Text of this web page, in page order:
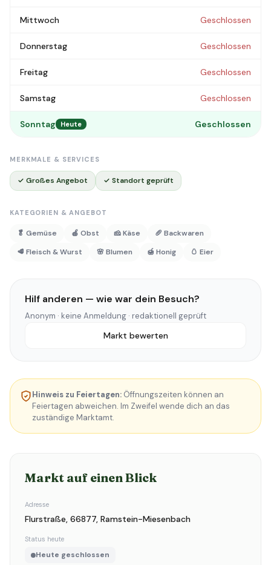
Mittwoch Geschlossen
Donnerstag Geschlossen
Freitag Geschlossen
Samstag Geschlossen
Sonntag Heute Geschlossen
MERKMALE & SERVICES
✓ Großes Angebot ✓ Standort geprüft
KATEGORIEN & ANGEBOT
🥬 Gemüse 🍎 Obst 🧀 Käse
🥖 Backwaren
🥩 Fleisch & Wurst
🌸 Blumen 🍯 Honig 🥚 Eier
Hilf anderen — wie war dein Besuch?
Anonym · keine Anmeldung · redaktionell geprüft
Markt bewerten
Hinweis zu Feiertagen: Öffnungszeiten können an
Feiertagen abweichen. Im Zweifel wende dich an das
zuständige Marktamt.
Markt auf einen Blick
Adresse
Flurstraße, 66877, Ramstein-Miesenbach
Status heute
Heute geschlossen